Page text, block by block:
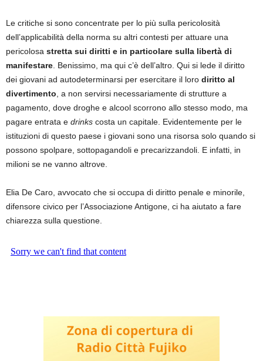
Le critiche si sono concentrate per lo più sulla pericolosità
dell’applicabilità della norma su altri contesti per attuare una
pericolosa stretta sui diritti e in particolare sulla libertà di
manifestare . Benissimo, ma qui c’è dell’altro. Qui si lede il diritto
dei giovani ad autodeterminarsi per esercitare il loro diritto al
divertimento , a non servirsi necessariamente di strutture a
pagamento, dove droghe e alcool scorrono allo stesso modo, ma
pagare entrata e drinks costa un capitale. Evidentemente per le
istituzioni di questo paese i giovani sono una risorsa solo quando si
possono spolpare, sottopagandoli e precarizzandoli. E infatti, in
milioni se ne vanno altrove.
Elia De Caro, avvocato che si occupa di diritto penale e minorile,
difensore civico per l’Associazione Antigone, ci ha aiutato a fare
chiarezza sulla questione.